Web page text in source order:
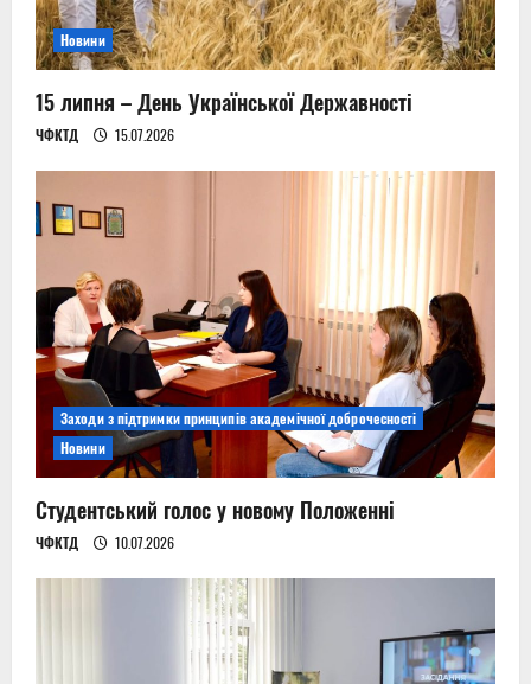
Новини
15 липня – День Української Державності
ЧФКТД 15.07.2026
Заходи з підтримки принципів академічної доброчесності
Новини
Студентський голос у новому Положенні
ЧФКТД 10.07.2026